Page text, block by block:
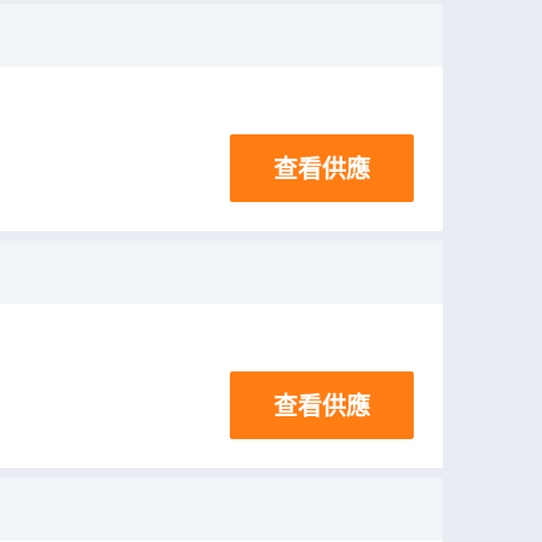
查看供應
查看供應